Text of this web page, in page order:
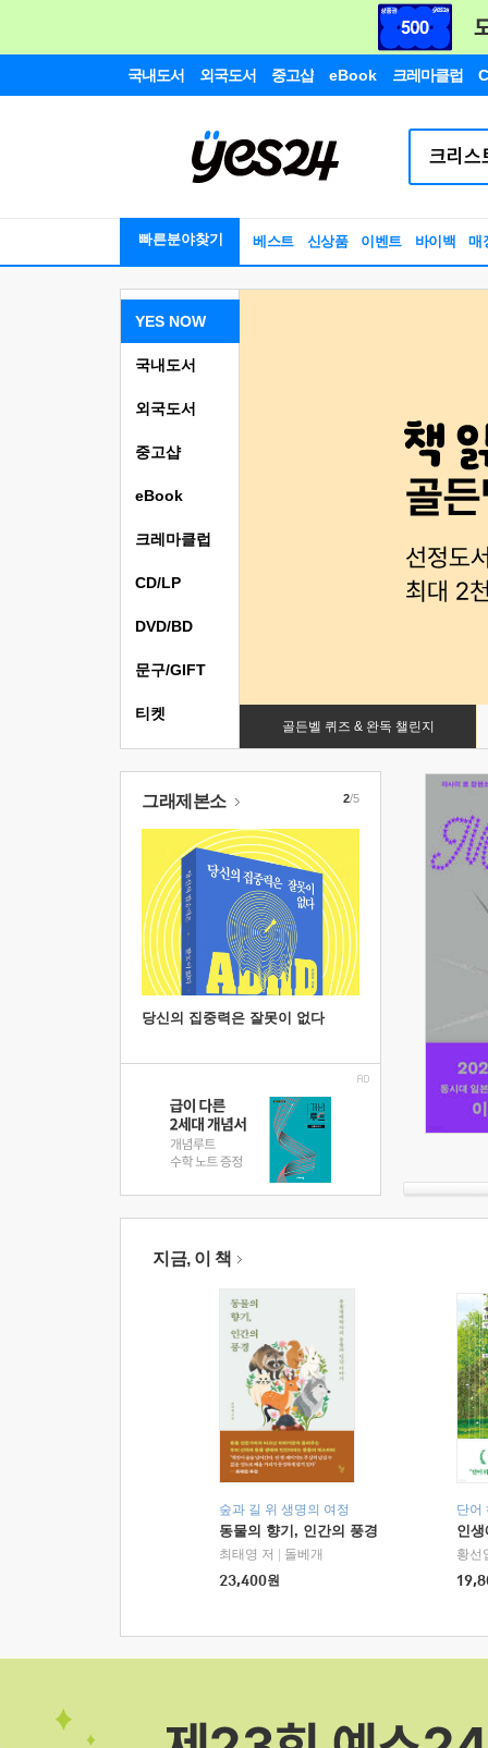
국내도서 외국도서 중고샵 eBook 크레마클럽
빠른분야찾기 베스트 신상품 이벤트 바이백 매
YES NOW
골든벨 퀴즈 & 완독 챌린지
국내도서
외국도서
중고샵
eBook
크레마클럽
CD/LP
DVD/BD
문구/GIFT
티켓
그래제본소
당신의 집중력은 잘못이 없다
2/5
지금, 이 책
숲과 길 위 생명의 여정
동물의 향기, 인간의 풍경
최태영 저
돌베개
23,400원
단어
인
황선